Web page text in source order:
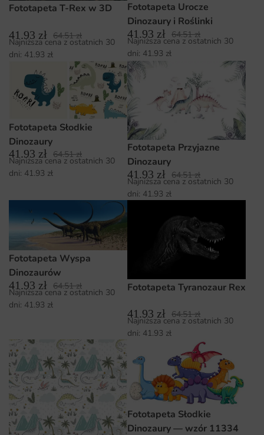
Fototapeta T-Rex w 3D
41.93 zł 64.51zł
Najniższa cena z ostatnich 30
dni: 41.93 zł
Fototapeta Urocze
Dinozaury i Roślinki
41.93 zł 64.51zł
Najniższa cena z ostatnich 30
dni: 41.93 zł
Fototapeta Słodkie
Dinozaury
41.93 zł 64.51zł
Najniższa cena z ostatnich 30
dni: 41.93 zł
Fototapeta Przyjazne
Dinozaury
41.93 zł 64.51zł
Najniższa cena z ostatnich 30
dni: 41.93 zł
Fototapeta Wyspa
Dinozaurów
41.93 zł 64.51zł
Najniższa cena z ostatnich 30
dni: 41.93 zł
Fototapeta Tyranozaur Rex
41.93 zł 64.51zł
Najniższa cena z ostatnich 30
dni: 41.93 zł
Fototapeta Słodkie
Dinozaury — wzór 11334